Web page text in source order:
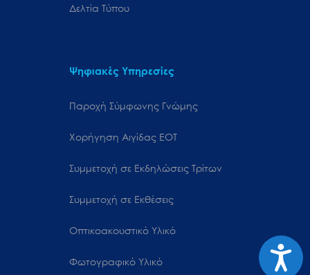
Δελτία Τύπου
Ψηφιακές Υπηρεσίες
Παροχή Σύμφωνης Γνώμης
Χορήγηση Αιγίδας ΕΟΤ
Συμμετοχή σε Εκδηλώσεις Τρίτων
Συμμετοχή σε Εκθέσεις
Οπτικοακουστικό Υλικό
Φωτογραφικό Υλικό